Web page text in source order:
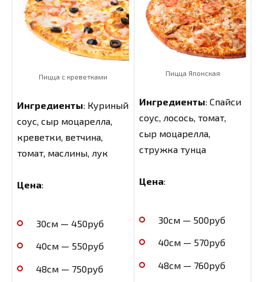
Пицца с креветками
Ингредиенты: Куриный
соус, сыр моцарелла,
креветки, ветчина,
томат, маслины, лук
Цена:
30см — 450руб
40см — 550руб
48см — 750руб
Пицца Японская
Ингредиенты: Спайси
соус, лосось, томат,
сыр моцарелла,
стружка тунца
Цена:
30см — 500руб
40см — 570руб
48см — 760руб